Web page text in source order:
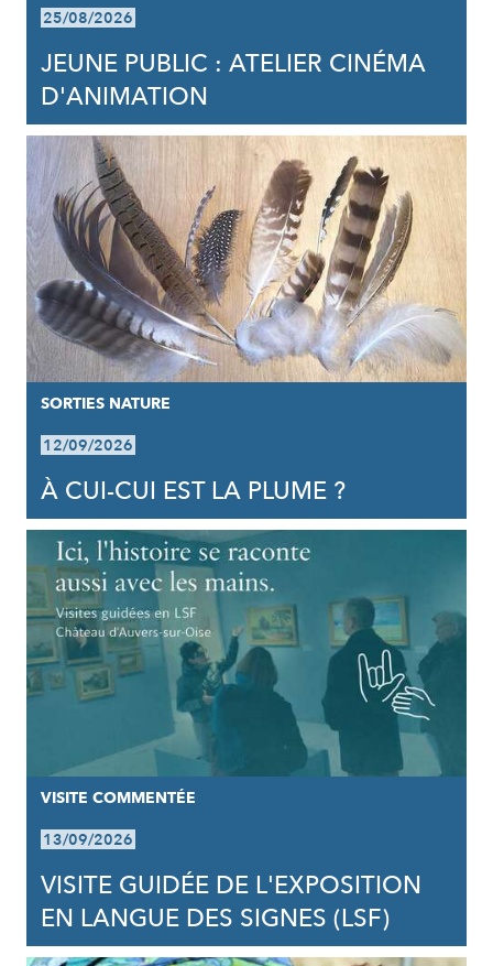
25/08/2026
JEUNE PUBLIC : ATELIER CINÉMA
D'ANIMATION
SORTIES NATURE
12/09/2026
À CUI-CUI EST LA PLUME ?
VISITE COMMENTÉE
13/09/2026
VISITE GUIDÉE DE L'EXPOSITION
EN LANGUE DES SIGNES (LSF)